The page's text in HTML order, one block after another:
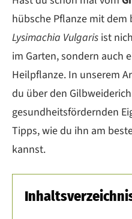
hübsche Pflanze mit dem
Lysimachia Vulgaris ist
im Garten, sondern auch
Heilpflanze. In unserem
du über den
gesundheitsfördernden
Tipps, wie du ihn am
kannst.